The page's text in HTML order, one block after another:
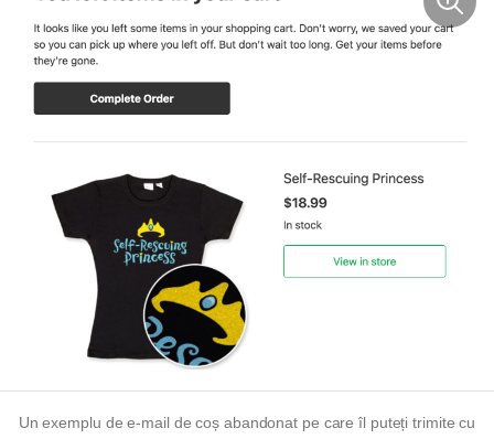
Un exemplu de e-mail de coș abandonat pe care îl puteți trimite cu